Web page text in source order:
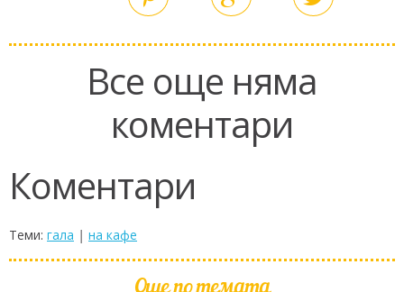
Все още няма
коментари
Коментари
Теми: гала | на кафе